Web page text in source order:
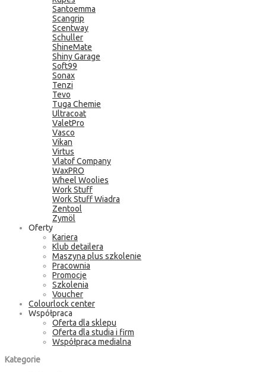
Santoemma
Scangrip
Scentway
Schuller
ShineMate
Shiny Garage
Soft99
Sonax
Tenzi
Tevo
Tuga Chemie
Ultracoat
ValetPro
Vasco
Vikan
Virtus
Vlatof Company
WaxPRO
Wheel Woolies
Work Stuff
Work Stuff Wiadra
Zentool
Zymöl
Oferty
Kariera
Klub detailera
Maszyna plus szkolenie
Pracownia
Promocje
Szkolenia
Voucher
Colourlock center
Współpraca
Oferta dla sklepu
Oferta dla studia i firm
Współpraca medialna
Kategorie